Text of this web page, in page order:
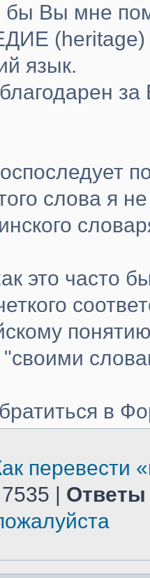
бы Вы мне
(heritage)
язык.
слова я
это часто
"своими
в
перевести
7535 | Ответы